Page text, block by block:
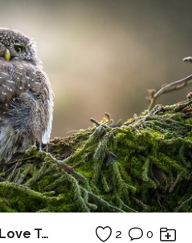
All I Want To Do Is Make Love To You 2 0